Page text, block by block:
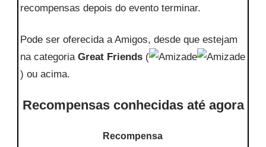
recompensas depois do evento terminar.
Pode ser oferecida a Amigos, desde que estejam
na categoriaGreat Friends (
) ou acima.
Recompensas conhecidas até agora
Recompensa